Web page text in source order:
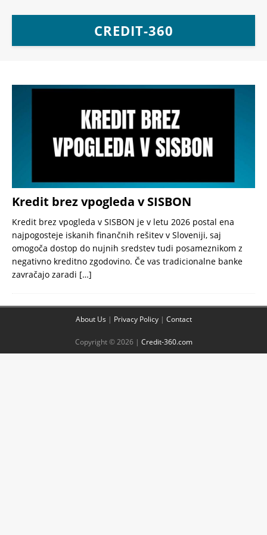
CREDIT-360
Kredit brez vpogleda v SISBON
Kredit brez vpogleda v SISBON je v letu 2026 postal ena
najpogosteje iskanih finančnih rešitev v Sloveniji, saj
omogoča dostop do nujnih sredstev tudi posameznikom z
negativno kreditno zgodovino. Če vas tradicionalne banke
zavračajo zaradi […]
About Us | Privacy Policy| Contact
Copyright © 2026 | Credit-360.com